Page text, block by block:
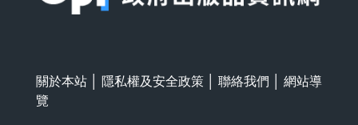
關於本站 隱私權及安全政策 聯絡我們
網站導
覽